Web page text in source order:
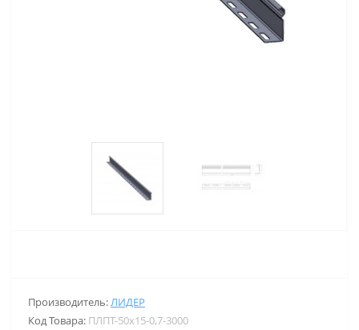
Производитель:ЛИДЕР
Код Товара: ПЛПТ-50х15-0,7-3000